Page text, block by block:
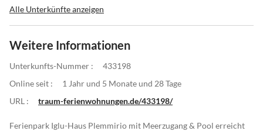
Alle Unterkünfte anzeigen
Weitere Informationen
Unterkunfts-Nummer :
433198
Online seit :
1 Jahr und 5 Monate und 28 Tage
URL :
traum-ferienwohnungen.de/433198/
Ferienpark Iglu-Haus Plemmirio mit Meerzugang & Pool erreicht